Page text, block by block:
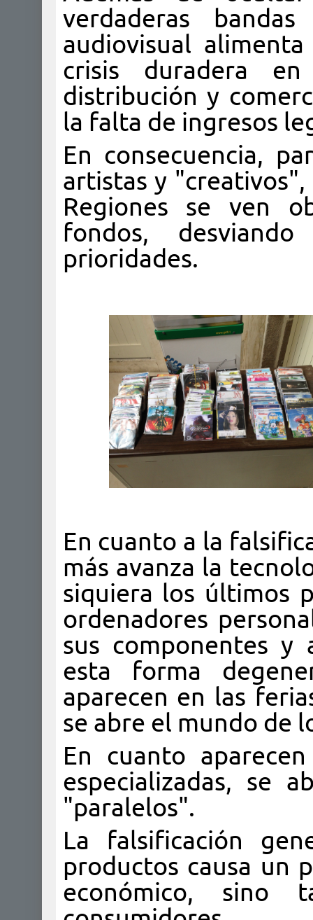
verdaderas
audiovisual
crisis duradera
distribución y
la falta de ingresos
En consecuencia,
artistas y
Regiones se ven
fondos,
prioridades.
En cuanto a la
más avanza la
siquiera los últimos
ordenadores
sus componentes y
esta forma
aparecen en las
se abre el mundo de
En cuanto
especializadas, se
"paralelos".
La falsificación
productos causa un
económico,